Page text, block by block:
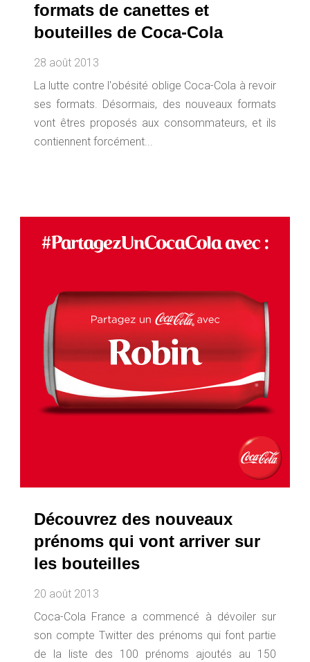
formats de canettes et
bouteilles de Coca-Cola
28 août 2013
La lutte contre l'obésité oblige Coca-Cola à revoir
ses formats. Désormais, des nouveaux formats
vont êtres proposés aux consommateurs, et ils
contiennent forcément...
Découvrez des nouveaux
prénoms qui vont arriver sur
les bouteilles
20 août 2013
Coca-Cola France a commencé à dévoiler sur
son compte Twitter des prénoms qui font partie
de la liste des 100 prénoms ajoutés au 150